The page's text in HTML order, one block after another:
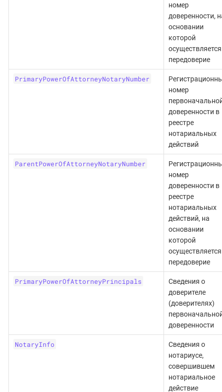
номер
доверенности,
основании
которой
осуществляется
передоверие
PrimaryPowerOfAttorneyNotaryNumber
номер
доверенности в
реестре
нотариальных
действий
ParentPowerOfAttorneyNotaryNumber
номер
доверенности в
реестре
нотариальных
действий, на
основании
которой
осуществляется
передоверие
PrimaryPowerOfAttorneyPrincipals
Сведения о
доверителе
(доверителях)
доверенности
NotaryInfo
Сведения о
нотариусе,
совершившем
нотариальное
действие